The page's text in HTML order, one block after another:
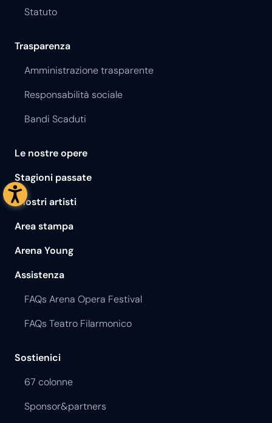
Statuto
Trasparenza
Amministrazione trasparente
Responsabilità sociale
Bandi Scaduti
Le nostre opere
Stagioni passate
I nostri artisti
Area stampa
Arena Young
Assistenza
FAQs Arena Opera Festival
FAQs Teatro Filarmonico
Sostienici
67 colonne
Sponsor&partners